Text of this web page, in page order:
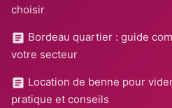
choisir
Bordeau quartier : guide
votre secteur
Location de benne pour
pratique et conseils